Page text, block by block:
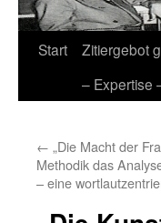
Start
Zitiergebot
– Expertise
← „Die Macht der
Methodik das
– eine